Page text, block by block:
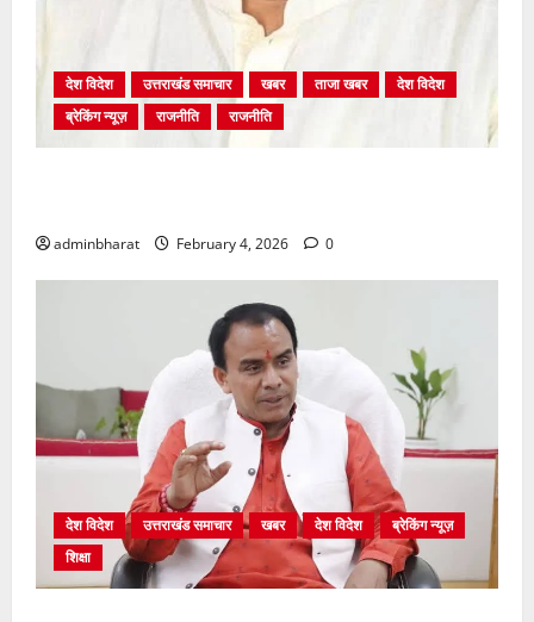
देश विदेश उत्तराखंड समाचार खबर ताजा खबर
देश विदेश
ब्रेकिंग न्यूज़
राजनीति राजनीति
adminbharat February 4, 2026 0
देश विदेश उत्तराखंड समाचार खबर देश विदेश
ब्रेकिंग न्यूज़
शिक्षा